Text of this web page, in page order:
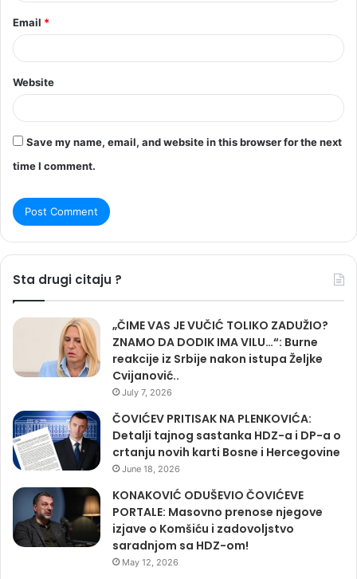
Email *
Website
Save my name, email, and website in this browser for the next
time I comment.
Sta drugi citaju ?
„ČIME VAS JE VUČIĆ TOLIKO ZADUŽIO?
ZNAMO DA DODIK IMA VILU…“: Burne
reakcije iz Srbije nakon istupa Željke
Cvijanović..
July 7, 2026
ČOVIĆEV PRITISAK NA PLENKOVIĆA:
Detalji tajnog sastanka HDZ-a i DP-a o
crtanju novih karti Bosne i Hercegovine
June 18, 2026
KONAKOVIĆ ODUŠEVIO ČOVIĆEVE
PORTALE: Masovno prenose njegove
izjave o Komšiću i zadovoljstvo
saradnjom sa HDZ-om!
May 12, 2026